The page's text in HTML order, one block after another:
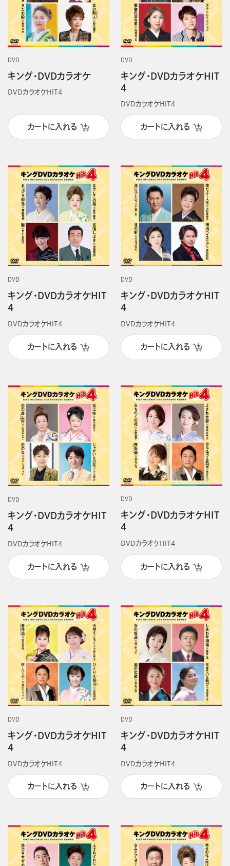
DVD
キング・DVDカラオケ
DVDカラオケHIT4
カートに入れる
DVD
キング・DVDカラオケHIT
4
DVDカラオケHIT4
カートに入れる
DVD
キング・DVDカラオケHIT
4
DVDカラオケHIT4
カートに入れる
DVD
キング・DVDカラオケHIT
4
DVDカラオケHIT4
カートに入れる
DVD
キング・DVDカラオケHIT
4
DVDカラオケHIT4
カートに入れる
DVD
キング・DVDカラオケHIT
4
DVDカラオケHIT4
カートに入れる
DVD
キング・DVDカラオケHIT
4
DVDカラオケHIT4
カートに入れる
DVD
キング・DVDカラオケHIT
4
DVDカラオケHIT4
カートに入れる